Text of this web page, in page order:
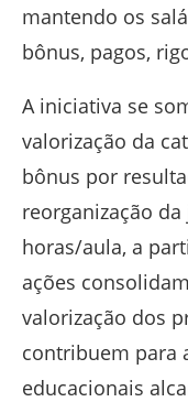
mantendo os
bônus, pagos,
A iniciativa se
valorização da
bônus por
reorganização
horas/aula, a
ações
valorização dos
contribuem para
educacionais